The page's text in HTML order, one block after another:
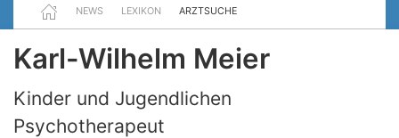
NEWS LEXIKON ARZTSUCHE
Karl-Wilhelm Meier
Kinder und Jugendlichen
Psychotherapeut